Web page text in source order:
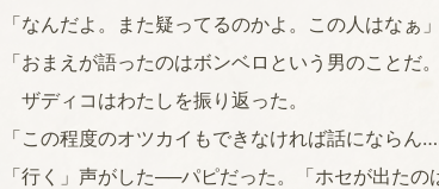
「なんだよ。また疑ってるのかよ。この人はなぁ」
「おまえが語ったのはボンベロという男のことだ
ザディコはわたしを振り返った。
「この程度のオツカイもできなければ話にならん
「行く」声がした──パピだった。「ホセが出たの